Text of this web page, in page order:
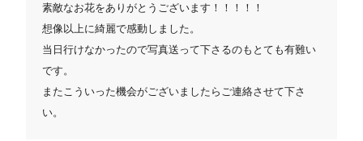
素敵なお花をありがとうございます！！！！！
想像以上に綺麗で感動しました。
当日行けなかったので写真送って下さるのもとても有難い
です。
またこういった機会がございましたらご連絡させて下さ
い。